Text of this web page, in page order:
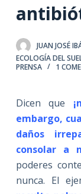
n
d
o
JUAN JOSÉ
ECOLOGÍA DEL
PRENSA
1
Dicen que
embargo,
daños
consolar a
poderes
nunca. El